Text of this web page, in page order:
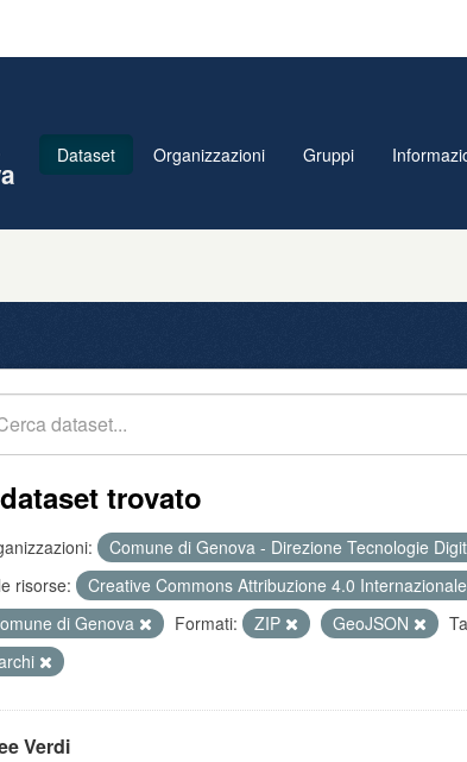
Dataset Organizzazioni Gruppi
trovato
Comune di Genova - Direzione Tecnologie
risorse:
Creative Commons Attribuzione 4.0
di Genova
Formati: ZIP GeoJSON
Verdi